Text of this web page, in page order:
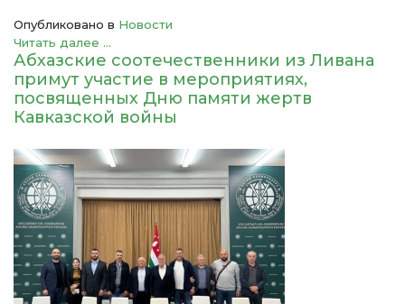
Опубликовано в Новости
Читать далее ...
Абхазские соотечественники из Ливана
примут участие в мероприятиях,
посвященных Дню памяти жертв
Кавказской войны